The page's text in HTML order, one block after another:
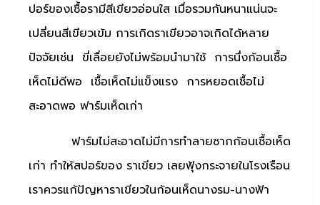
ปอร์ของเชื้อรามีสีเขียวอ่อนใส เมื่อรวมกันหนาแน่นจะ
เปลี่ยนสีเขียวเข้ม การเกิดราเขียวอาจเกิดได้หลาย
ปัจจัยเช่น ขี่เลื่อยยังไม่พร้อมนำมาใช้ การนึ่งก้อนเชื้อ
เห็ดไม่ดีพอ เชื้อเห็ดไม่แข็งแรง การหยอดเชื้อไม่
สะอาดพอ ฟาร์มเห็ดเก่า
ฟาร์มไม่สะอาดไม่มีการทำลายซากก้อนเชื้อเห็ด
เก่า ทำให้สปอร์ของ ราเขียว เลยฟุ้งกระจายในโรงเรือน
เราควรแก้ปัญหาราเขียวในก้อนเห็ดนางรม-นางฟ้า